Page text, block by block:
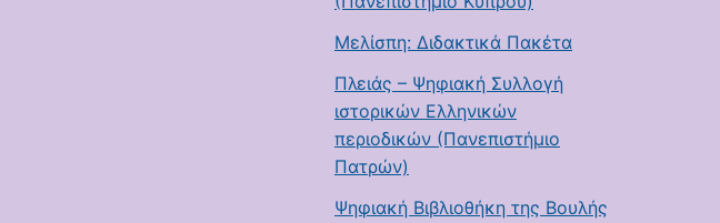
Μελίσπη: Διδακτικά Πακέτα
Πλειάς – Ψηφιακή Συλλογή
ιστορικών Ελληνικών
περιοδικών (Πανεπιστήμιο
Πατρών)
Ψηφιακή Βιβλιοθήκη της Βουλής